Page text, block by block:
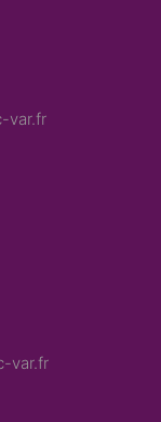
var.fr
var.fr